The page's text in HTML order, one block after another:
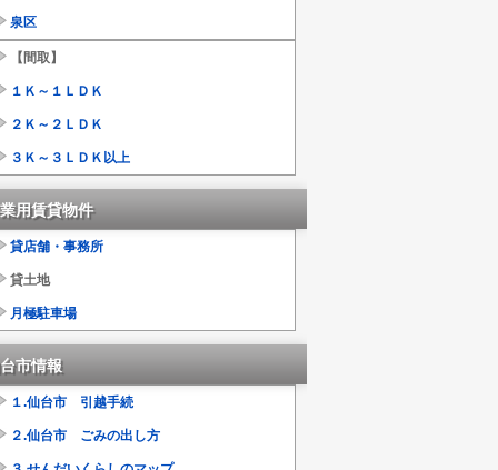
泉区
【間取】
１Ｋ～１ＬＤＫ
２Ｋ～２ＬＤＫ
３Ｋ～３ＬＤＫ以上
用賃貸物件
貸店舗・事務所
貸土地
月極駐車場
市情報
１.仙台市 引越手続
２.仙台市 ごみの出し方